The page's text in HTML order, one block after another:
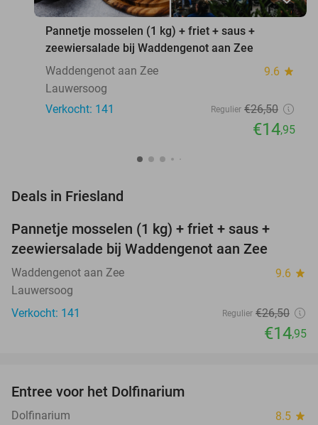
Pannetje mosselen (1 kg) + friet + saus +
zeewiersalade bij Waddengenot aan Zee
Waddengenot aan Zee
9.6 star
Lauwersoog
Verkocht: 141
Regulier €26,50
€14,95
Deals in Friesland
TODAY
Pannetje mosselen (1 kg) + friet + saus +
zeewiersalade bij Waddengenot aan Zee
Waddengenot aan Zee 9.6 star
Lauwersoog
Verkocht: 141
Regulier €26,50
€14,95
Entree voor het Dolfinarium
Dolfinarium 8.5 star